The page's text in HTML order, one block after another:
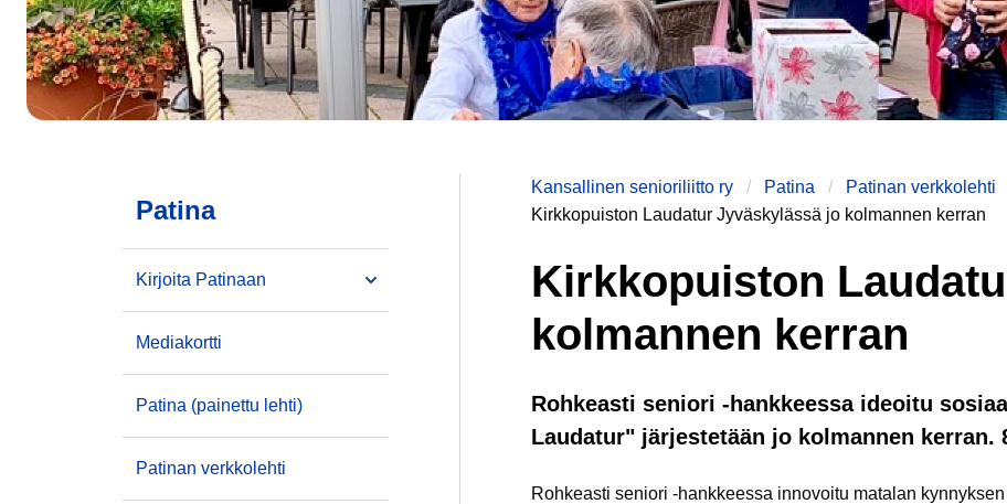
Kansallinen senioriliitto ry Patina
Patinan verkkolehti
Kirkkopuiston Laudatur Jyväskylässä jo kolmannen kerran
Kirkkopuiston
kolmannen kerran
Rohkeasti seniori -hankkeessa ideoitu
Laudatur" järjestetään jo kolmannen kerran.
Rohkeasti seniori -hankkeessa innovoitu matalan
Patina
Kirjoita Patinaan
Mediakortti
Patina (painettu lehti)
Patinan verkkolehti